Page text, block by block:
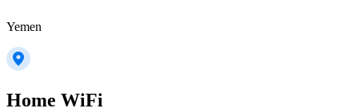
Yemen
Home WiFi